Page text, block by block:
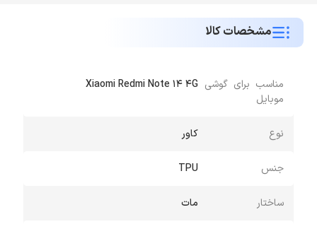
مشخصات کالا
مناسب برای گوشی
موبایل
Xiaomi Redmi Note 14 4G
نوع کاور
جنس TPU
ساختار مات